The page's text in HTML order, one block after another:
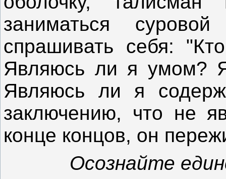
заниматься
спрашивать себя:
Являюсь ли я умом?
Являюсь ли я
заключению, что не
конце концов, он
Осознайте